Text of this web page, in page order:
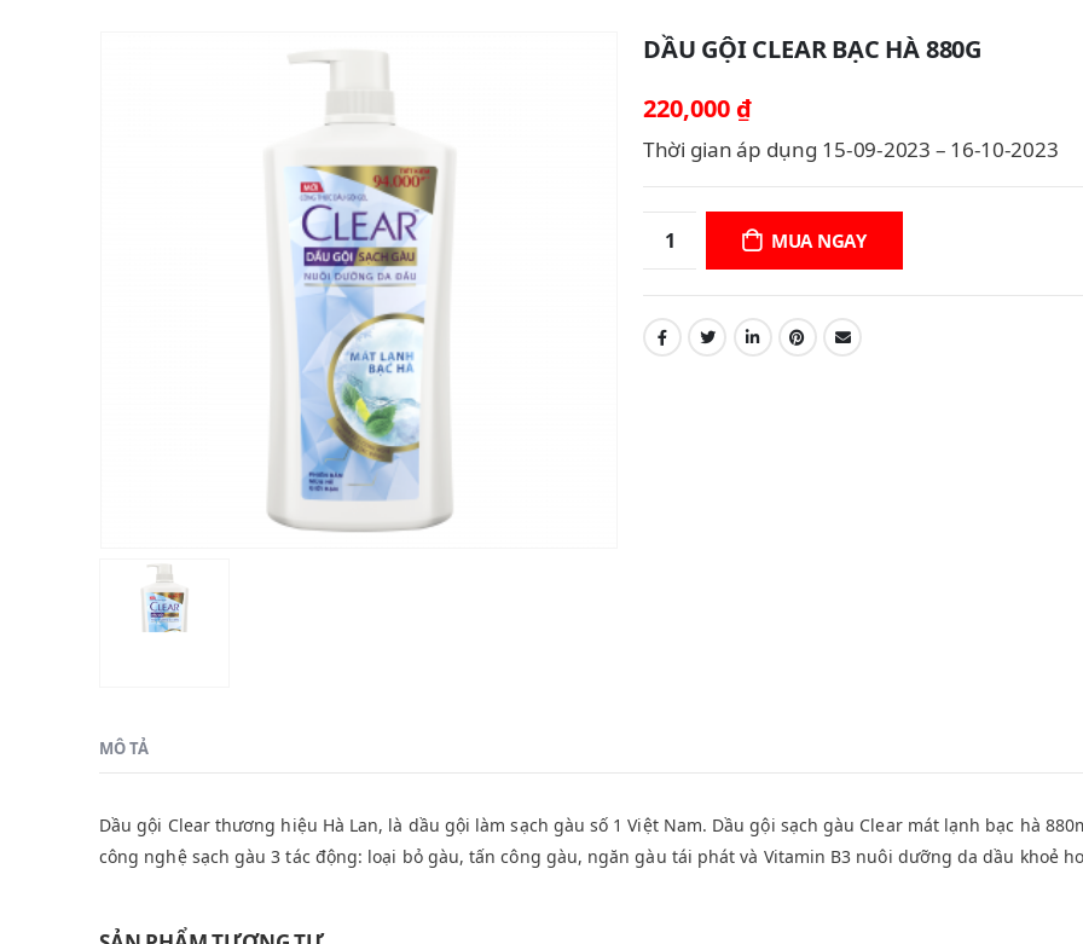
DẦU GỘI CLEAR BẠC HÀ 880G
220,000 ₫
Thời gian áp dụng 15-09-2023 – 16-10-2023
MUA NGAY
MÔ TẢ
Dầu gội Clear thương hiệu Hà Lan, là dầu gội làm sạch gàu số 1 Việt Nam. Dầu gội sạch gàu Clear mát lạnh bạc hà
công nghệ sạch gàu 3 tác động: loại bỏ gàu, tấn công gàu, ngăn gàu tái phát và Vitamin B3 nuôi dưỡng da dầu khoẻ